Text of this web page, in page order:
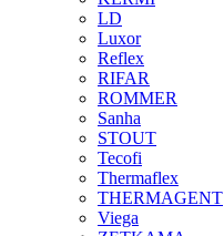
LD
Luxor
Reflex
RIFAR
ROMMER
Sanha
STOUT
Tecofi
Thermaflex
THERMAGENT
Viega